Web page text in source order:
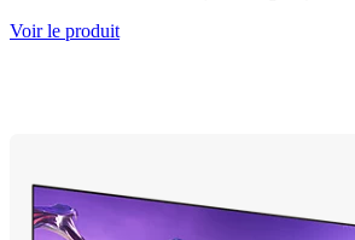
Voir le produit